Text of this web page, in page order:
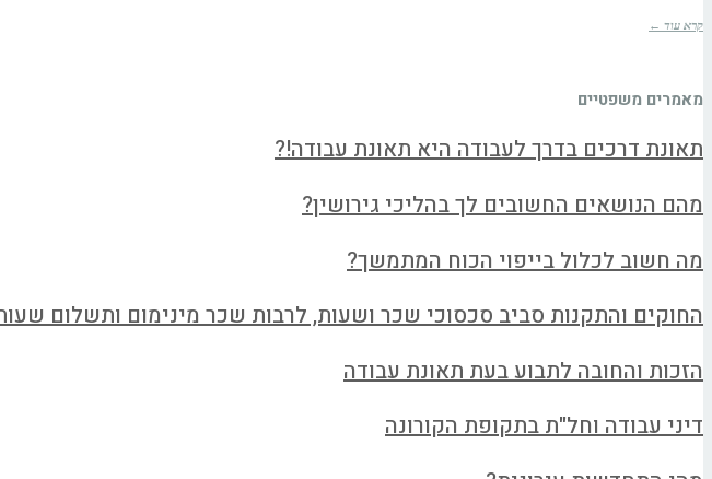
קרא עוד ←
מאמרים משפטיים
תאונת דרכים בדרך לעבודה היא תאונת עבודה!?
מהם הנושאים החשובים לך בהליכי גירושין?
מה חשוב לכלול בייפוי הכוח המתמשך?
החוקים והתקנות סביב סכסוכי שכר ושעות, לרבות שכר מינימום ותשלום
הזכות והחובה לתבוע בעת תאונת עבודה
דיני עבודה וחל"ת בתקופת הקורונה